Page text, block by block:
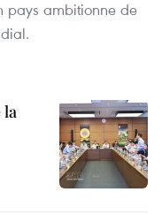
pays ambitionne de
la